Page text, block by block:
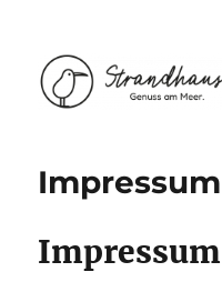
Impressum
Impressum